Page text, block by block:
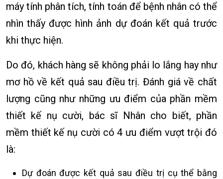
máy tính phân tích, tính toán để bệnh nhân có thể
nhìn thấy được hình ảnh dự đoán kết quả trước
khi thực hiện.
Do đó, khách hàng sẽ không phải lo lắng hay như
mơ hồ về kết quả sau điều trị. Đánh giá về chất
lượng cũng như những ưu điểm của phần mềm
thiết kế nụ cười, bác sĩ Nhân cho biết, phần
mềm thiết kế nụ cười có 4 ưu điểm vượt trội đó
là:
Dự đoán được kết quả sau điều trị cụ thể bằng